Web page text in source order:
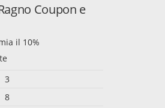
Coupon e
il 10%
3
8